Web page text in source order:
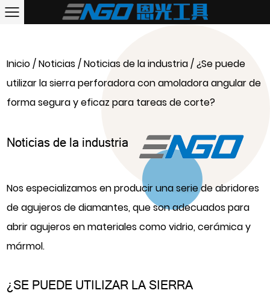
Inicio/Noticias/Noticias de la industria/¿Se puede
utilizar la sierra perforadora con amoladora angular de
forma segura y eficaz para tareas de corte?
Noticias de la industria
Nos especializamos en producir una serie de abridores
de agujeros de diamantes, que son adecuados para
abrir agujeros en materiales como vidrio, cerámica y
mármol.
¿SE PUEDE UTILIZAR LA SIERRA